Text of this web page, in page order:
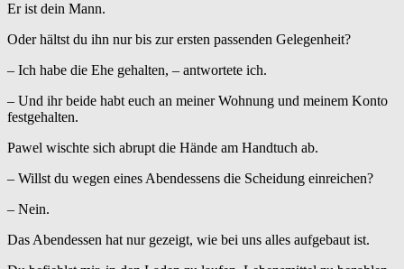
Er ist dein Mann.
Oder hältst du ihn nur bis zur ersten passenden Gelegenheit?
– Ich habe die Ehe gehalten, – antwortete ich.
– Und ihr beide habt euch an meiner Wohnung und meinem Konto
festgehalten.
Pawel wischte sich abrupt die Hände am Handtuch ab.
– Willst du wegen eines Abendessens die Scheidung einreichen?
– Nein.
Das Abendessen hat nur gezeigt, wie bei uns alles aufgebaut ist.